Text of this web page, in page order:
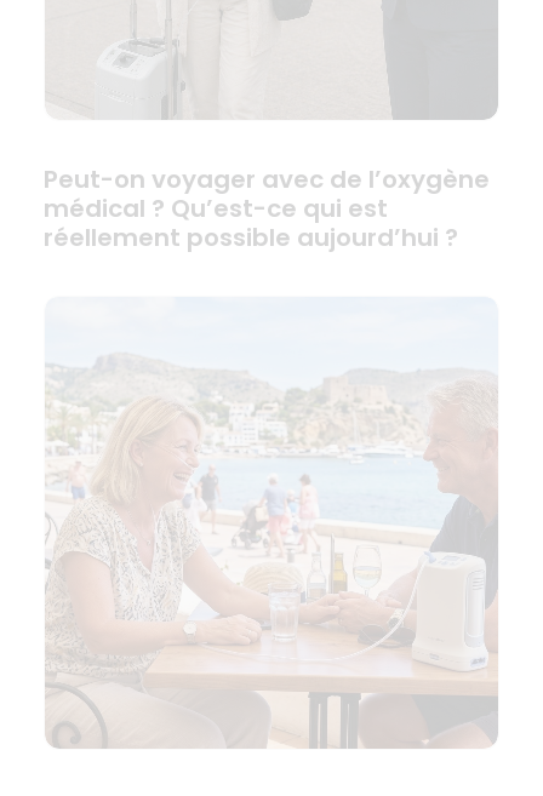
Peut-on voyager avec de l’oxygène
médical ? Qu’est-ce qui est
réellement possible aujourd’hui ?